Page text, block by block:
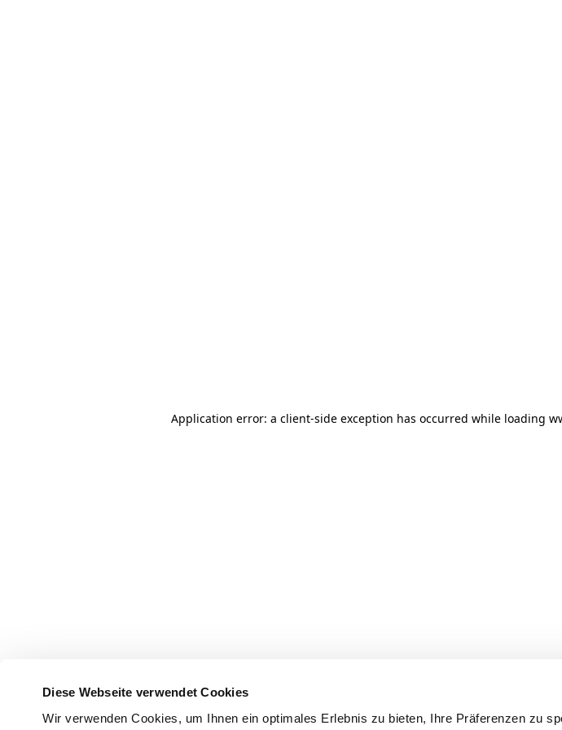
Diese Webseite verwendet Cookies
Wir verwenden Cookies, um Ihnen ein optimales Erlebnis zu bieten, Ihre Präferenzen zu
Application error: a client-side exception has occurred while loading